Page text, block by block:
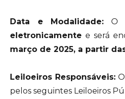
Data e Modalidade: O
eletronicamente e será
março de 2025, a partir
Leiloeiros Responsáveis:
pelos seguintes Leiloeiros